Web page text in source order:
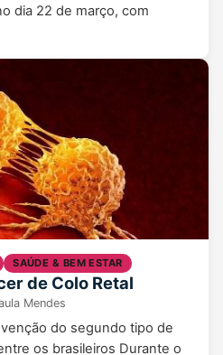
dia 22 de março, com
SAÚDE & BEM ESTAR
de Colo Retal
Mendes
do segundo tipo de
os brasileiros Durante o